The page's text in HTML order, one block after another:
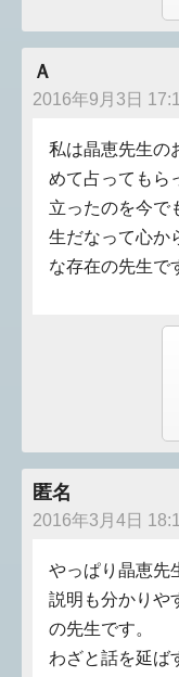
Ａ
2016年9月3日
私は晶恵先生の
めて占ってもら
立ったのを今で
生だなって心か
な存在の先生で
匿名
2016年3月4日
やっぱり晶恵先
説明も分かりや
の先生です。
わざと話を延ば